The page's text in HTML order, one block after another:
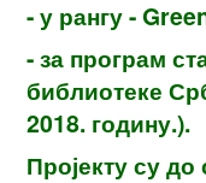
- у рангу -
- за програм
библиотеке
2018. годину.).
Пројекту су